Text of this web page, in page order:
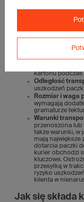
Odpowiednia
klapowych
solvent.
Oznaczenia na
produkty
celu warto użyć
ostrzegawczych.
Warunki
kartonu
Odległość
uszkodzeń
Rozmiar i waga
wymagają
gramaturze
Warunki
przenoszona lub
także warunki, w
mają największe
dotarcia paczki
kurier obchodzi
kluczowe.
przesyłką w
ryzyko
klienta w
Jak się składa